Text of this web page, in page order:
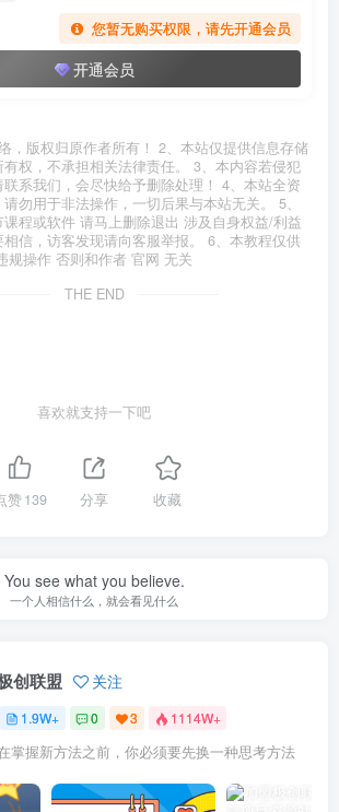
您暂无购买权限，请先开通会员
开通会员
，版权归原作者所有！ 2、本站仅提供信息存储
权，不承担相关法律责任。 3、本内容若侵犯
系我们，会尽快给予删除处理！ 4、本站全资
勿用于非法操作，一切后果与本站无关。 5、
程或软件 请马上删除退出 涉及自身权益/利益
信，访客发现请向客服举报。 6、本教程仅供
规操作 否则和作者 官网 无关
THE END
喜欢就支持一下吧
赞139 分享 收藏
You see what you believe.
一个人相信什么，就会看见什么
创联盟 关注
1.9W+ 0 3 1114W+
掌握新方法之前，你必须要先换一种思考方法